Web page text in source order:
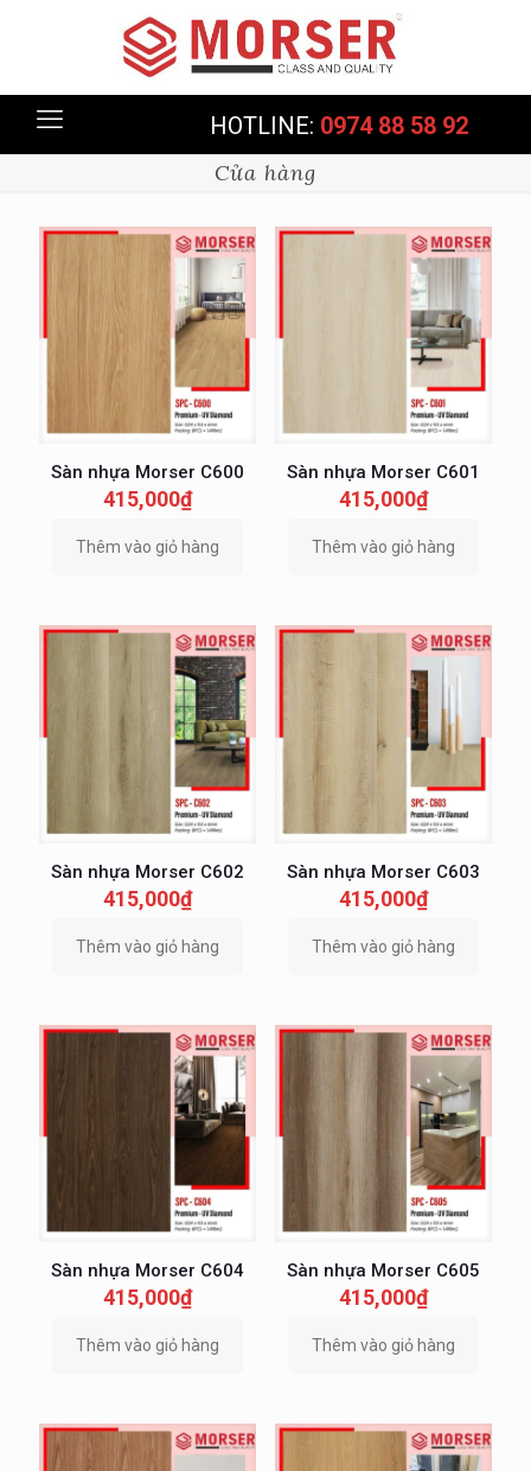
HOTLINE: 0974 88 58 92
Cửa hàng
Sàn nhựa Morser C600
415,000₫
Thêm vào giỏ hàng
Sàn nhựa Morser C601
415,000₫
Thêm vào giỏ hàng
Sàn nhựa Morser C602
415,000₫
Thêm vào giỏ hàng
Sàn nhựa Morser C603
415,000₫
Thêm vào giỏ hàng
Sàn nhựa Morser C604
415,000₫
Thêm vào giỏ hàng
Sàn nhựa Morser C605
415,000₫
Thêm vào giỏ hàng